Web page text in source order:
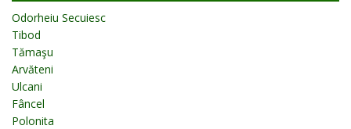
Odorheiu Secuiesc
Tibod
Tămaşu
Arvăteni
Ulcani
Fâncel
Polonita